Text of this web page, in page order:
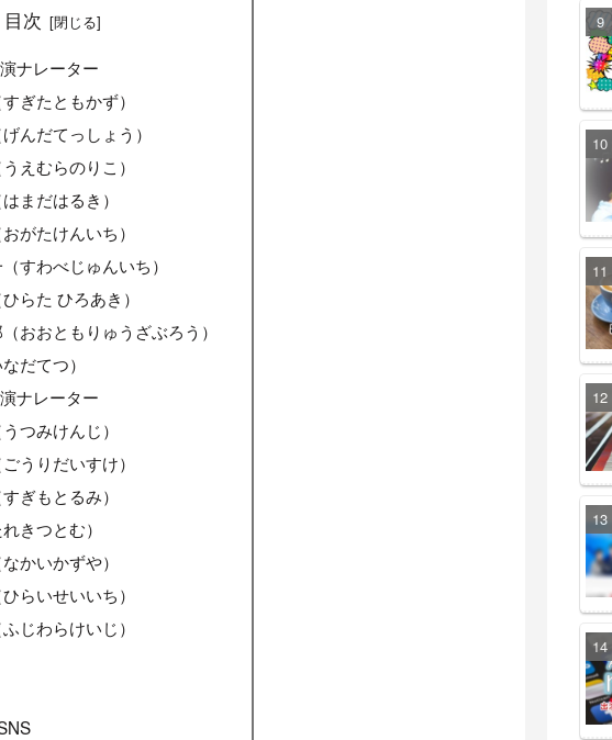
目次
ナレーター
ぎたともかず）
んだてっしょう）
えむらのりこ）
まだはるき）
がたけんいち）
すわべじゅんいち）
らた ひろあき）
おおともりゅうざぶろう）
だてつ）
ナレーター
つみけんじ）
うりだいすけ）
ぎもとるみ）
きつとむ）
かいかずや）
らいせいいち）
じわらけいじ）